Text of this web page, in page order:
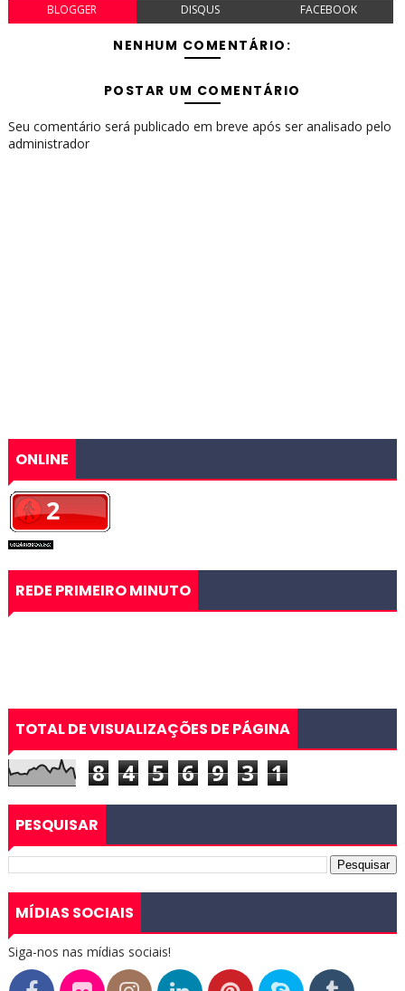
BLOGGER DISQUS FACEBOOK
NENHUM COMENTÁRIO:
POSTAR UM COMENTÁRIO
Seu comentário será publicado em breve após ser analisado pelo
administrador
ONLINE
REDE PRIMEIRO MINUTO
TOTAL DE VISUALIZAÇÕES DE PÁGINA
8 4 5 6 9 3 1
PESQUISAR
MÍDIAS SOCIAIS
Siga-nos nas mídias sociais!